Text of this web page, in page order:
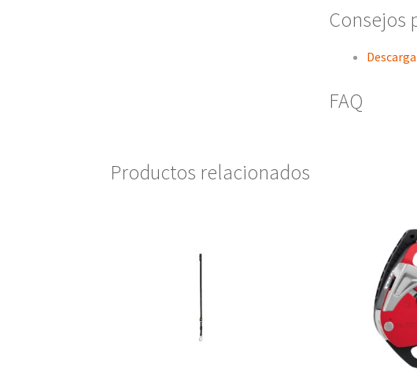
Consejos
FAQ
Productos relacionados